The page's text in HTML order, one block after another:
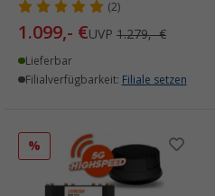
(2)
1.099,- €UVP 1.279,- €
Lieferbar
Filialverfügbarkeit: Filiale setzen
%